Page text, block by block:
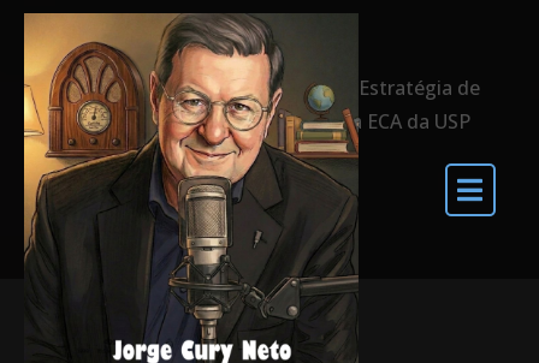
Home
Economia da Oralidade como Estratégia de
Negócios será tema de curso na ECA da USP